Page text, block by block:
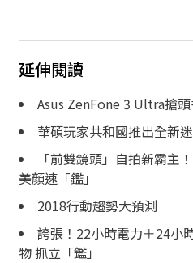
延伸閱讀
Asus ZenFone 3 Ultra搶頭
華碩玩家共和國推出全新
「前雙鏡頭」自拍新霸主
美顏速「鑑」
2018行動趨勢大預測
誇張！22小時電力＋24小
物 抓立「鑑」